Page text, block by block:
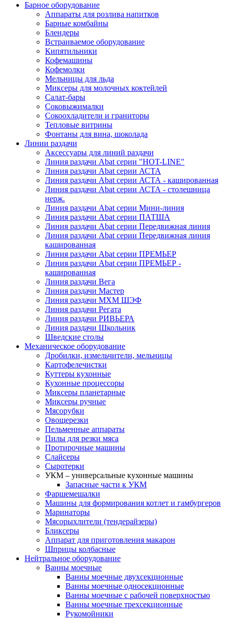
Барное оборудование
Аппараты для розлива напитков
Барные комбайны
Блендеры
Встраиваемое оборудование
Кипятильники
Кофемашины
Кофемолки
Мельницы для льда
Миксеры для молочных коктейлей
Салат-бары
Соковыжималки
Сокоохладители и граниторы
Тепловые витрины
Фонтаны для вина, шоколада
Линии раздачи
Аксессуары для линий раздачи
Линия раздачи Abat серии "HOT-LINE"
Линия раздачи Abat серии АСТА
Линия раздачи Abat серии АСТА - кашированная
Линия раздачи Abat серии АСТА - столешница
нерж.
Линия раздачи Abat серии Мини-линия
Линия раздачи Abat серии ПАТША
Линия раздачи Abat серии Передвижная линия
Линия раздачи Abat серии Передвижная линия
кашированная
Линия раздачи Abat серии ПРЕМЬЕР
Линия раздачи Abat серии ПРЕМЬЕР -
кашированная
Линия раздачи Вега
Линия раздачи Мастер
Линия раздачи МХМ ШЭФ
Линия раздачи Регата
Линия раздачи РИВЬЕРА
Линия раздачи Школьник
Шведские столы
Механическое оборудование
Дробилки, измельчители, мельницы
Картофелечистки
Куттеры кухонные
Кухонные процессоры
Миксеры планетарные
Миксеры ручные
Мясорубки
Овощерезки
Пельменные аппараты
Пилы для резки мяса
Протирочные машины
Слайсеры
Сыротерки
УКМ – универсальные кухонные машины
Запасные части к УКМ
Фаршемешалки
Машины для формирования котлет и гамбургеров
Маринаторы
Мясорыхлители (тендерайзеры)
Бликсеры
Аппарат для приготовления макарон
Шприцы колбасные
Нейтральное оборудование
Ванны моечные
Ванны моечные двухсекционные
Ванны моечные односекционные
Ванны моечные с рабочей поверхностью
Ванны моечные трехсекционные
Рукомойники